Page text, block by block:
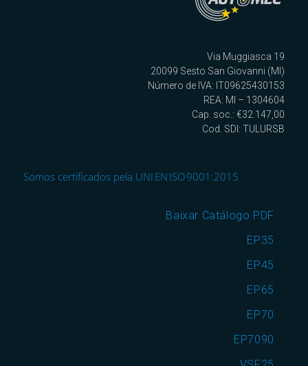
Via Muggiasca 19
20099 Sesto San Giovanni (MI)
Número de IVA: IT09625430153
REA: MI – 1304604
Cap. soc.: €32.147,00
Cod. SDI: TULURSB
Somos certificados pela UNI EN ISO 9001:2015
Baixar Catálogo PDF
EP35
EP45
EP65
EP70
EP7090